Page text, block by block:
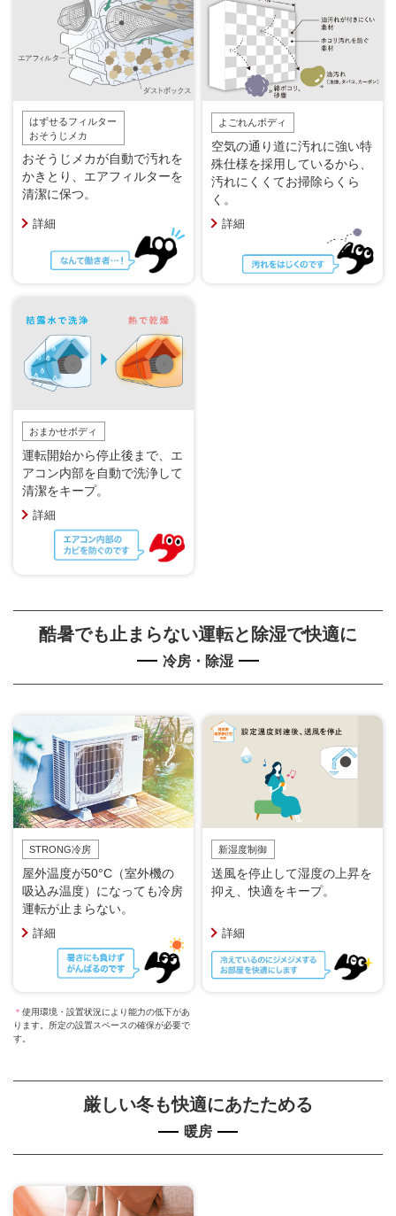
はずせるフィルター
おそうじメカ
おそうじメカが自動で汚れを
かきとり、エアフィルターを
清潔に保つ。
詳細
よごれんボディ
空気の通り道に汚れに強い特
殊仕様を採用しているから、
汚れにくくてお掃除らくら
く。
詳細
おまかせボディ
運転開始から停止後まで、エ
アコン内部を自動で洗浄して
清潔をキープ。
詳細
酷暑でも止まらない運転と除湿で快適に
冷房・除湿
STRONG冷房
屋外温度が50°C（室外機の
吸込み温度）になっても冷房
運転が止まらない。
詳細
＊ 使用環境・設置状況により能力の低下があ
ります。所定の設置スペースの確保が必要で
す。
新湿度制御
送風を停止して湿度の上昇を
抑え、快適をキープ。
詳細
厳しい冬も快適にあたためる
暖房